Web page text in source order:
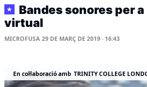
★
Bandes sonores per
virtual
MICROFUSA 29 DE MARÇ DE 2019 · 16:43
En col·laboració amb TRINITY COLLEGE